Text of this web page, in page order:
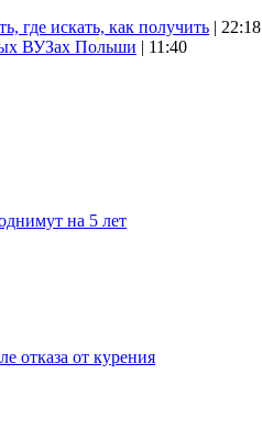
где искать, как получить | 22:18
ВУЗах Польши | 11:40
на 5 лет
отказа от курения